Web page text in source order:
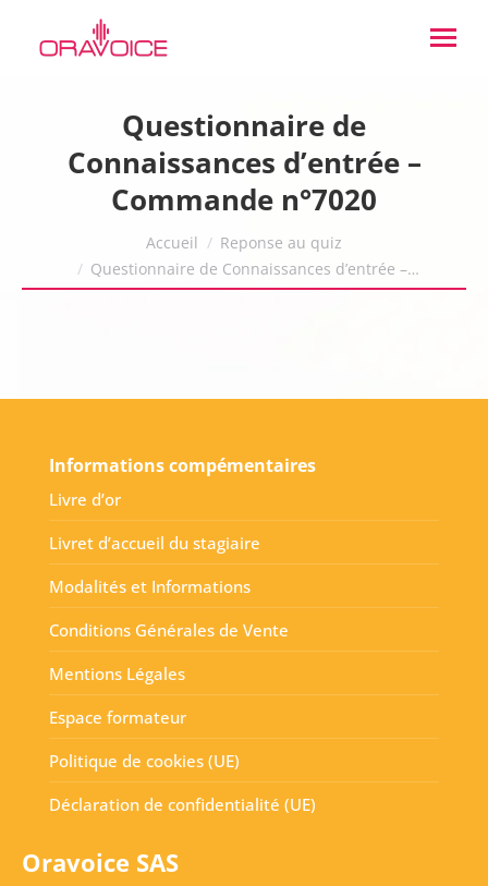
Questionnaire de
Connaissances d’entrée –
Commande n°7020
Accueil
Reponse au quiz
Questionnaire de Connaissances d’entrée –…
Informations compémentaires
Livre d’or
Livret d’accueil du stagiaire
Modalités et Informations
Conditions Générales de Vente
Mentions Légales
Espace formateur
Politique de cookies (UE)
Déclaration de confidentialité (UE)
Oravoice SAS